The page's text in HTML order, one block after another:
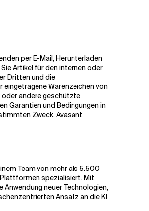
per E-Mail, Herunterladen
Artikel für den internen oder
Dritten und die
eingetragene Warenzeichen von
oder andere geschützte
Garantien und Bedingungen in
Zweck. Avasant
Team von mehr als 5.500
Plattformen spezialisiert. Mit
neuer Technologien,
Ansatz an die KI